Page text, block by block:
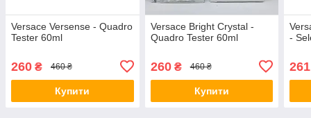
Versace Versense - Quadro
Tester 60ml
260 ₴ 460 ₴
Купити
Versace Bright Crystal -
Quadro Tester 60ml
260₴ 460 ₴
Купити
-